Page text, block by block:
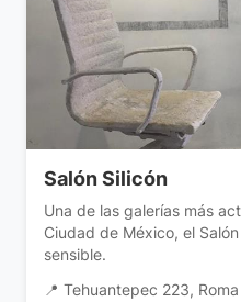
Salón Silicón
Una de las galerías más
Ciudad de México, el
sensible.
📍 Tehuantepec 223,